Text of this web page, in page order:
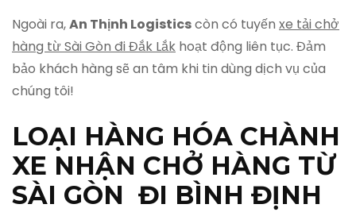
Ngoài ra,An Thịnh Logisticscòn có tuyến xe tải chở
hàng từ Sài Gòn đi Đắk Lắk hoạt động liên tục. Đảm
bảo khách hàng sẽ an tâm khi tin dùng dịch vụ của
chúng tôi!
LOẠI HÀNG HÓA CHÀNH
XE NHẬN CHỞ HÀNG TỪ
SÀI GÒN ĐI BÌNH ĐỊNH